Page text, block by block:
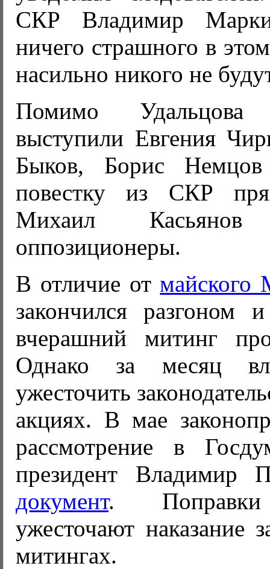
СКР Владимир
ничего страшного в
насильно никого не
Помимо
выступили Евгения
Быков, Борис
повестку из СКР
Михаил
оппозиционеры.
В отличие отмайского
закончился разгоном
вчерашний митинг
Однако за месяц
ужесточить
акциях. В мае
рассмотрение в
президент Владимир
документ. Поправки
ужесточают наказание
митингах.